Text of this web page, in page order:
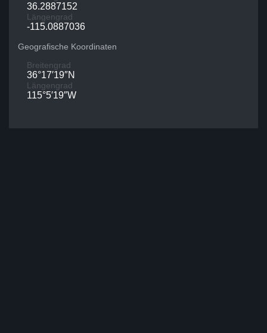
36.2887152
Längengrad
-115.0887036
Geografische Koordinaten
Breitengrad
36°17′19″N
Längengrad
115°5′19″W